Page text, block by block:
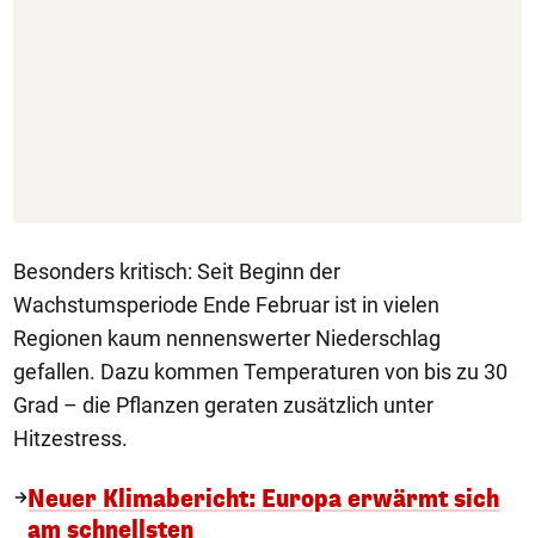
Besonders kritisch: Seit Beginn der
Wachstumsperiode Ende Februar ist in vielen
Regionen kaum nennenswerter Niederschlag
gefallen. Dazu kommen Temperaturen von bis zu 30
Grad – die Pflanzen geraten zusätzlich unter
Hitzestress.
Neuer Klimabericht: Europa erwärmt sich
am schnellsten